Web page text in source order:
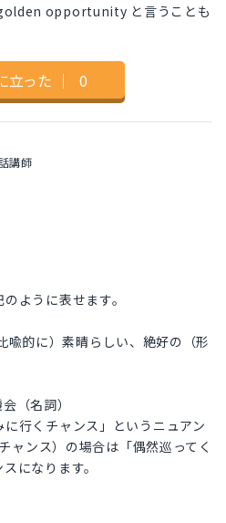
opportunity と言うことも
立った ｜ 0
講師
ように表せます。
的に）素晴らしい、絶好の（形
（名詞）
行くチャンス」というニュアン
ャンス）の場合は「偶然巡ってく
になります。